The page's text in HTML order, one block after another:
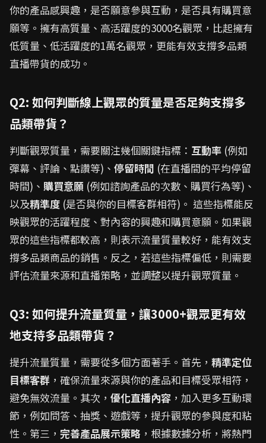
你的產品感興趣，是否願意參與互動，是否具有購買意
願等。擁有高質量、高活躍度的3000名觀眾，比起擁有
低質量、低活躍度的1萬名觀眾，更能有效支撐多品類
直播帶貨的成功。
Q2: 如何判斷線上觀眾的質量是否足夠支撐多
品類帶貨？
判斷觀眾質量，需要關注幾個關鍵指標： 互動率 (例如
彈幕、評論、點讚等)、 停留時間 (在直播間的平均停留
時間)、 購買意願 (例如諮詢產品的次數、購買行為等)、
以及精準度 (是否與你的目標客群相符)。 這些指標能反
映觀眾的活躍程度、對內容的興趣和購買意願。如果觀
眾的這些指標都較高，則表示流量質量較好，能有效支
撐多品類商品的銷售。反之，若這些指標偏低，則需要
評估流量來源和直播策略，並調整以提升觀眾質量。
Q3: 如何提升流量質量，讓3000+觀眾更有效
地支持多品類帶貨？
提升流量質量，需要從多個方面著手。首先， 精準定位
目標客群 ，確保流量來源與你的產品和目標受眾相符，
避免無效流量。其次， 優化直播內容 ，加入更多互動環
節，例如問答、抽獎、遊戲等，提升觀眾的參與度和粘
性。第三， 完善產品展示策略 ，根據數據分析，將熱門